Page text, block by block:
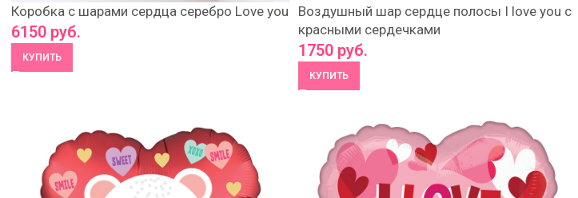
Коробка с шарами сердца серебро Love you
6150руб.
КУПИТЬ
Воздушный шар сердце полосы I love you с
красными сердечками
1750 руб.
КУПИТЬ